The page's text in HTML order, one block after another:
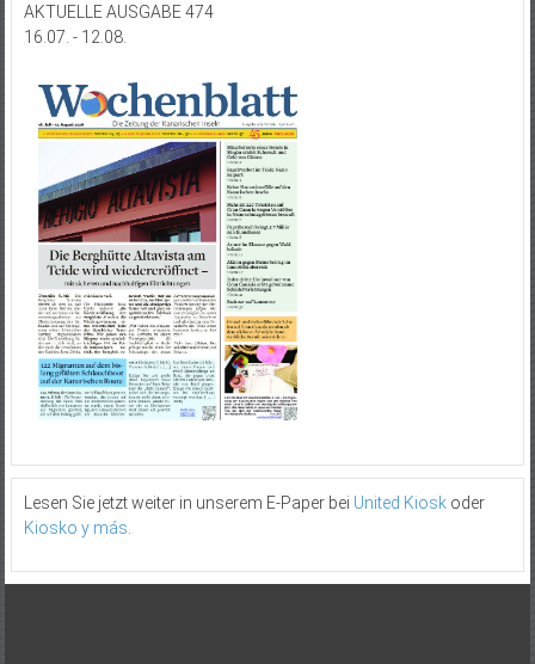
AKTUELLE AUSGABE 474
16.07. - 12.08.
Lesen Sie jetzt weiter in unserem E-Paper bei United Kioskoder
Kiosko y más.